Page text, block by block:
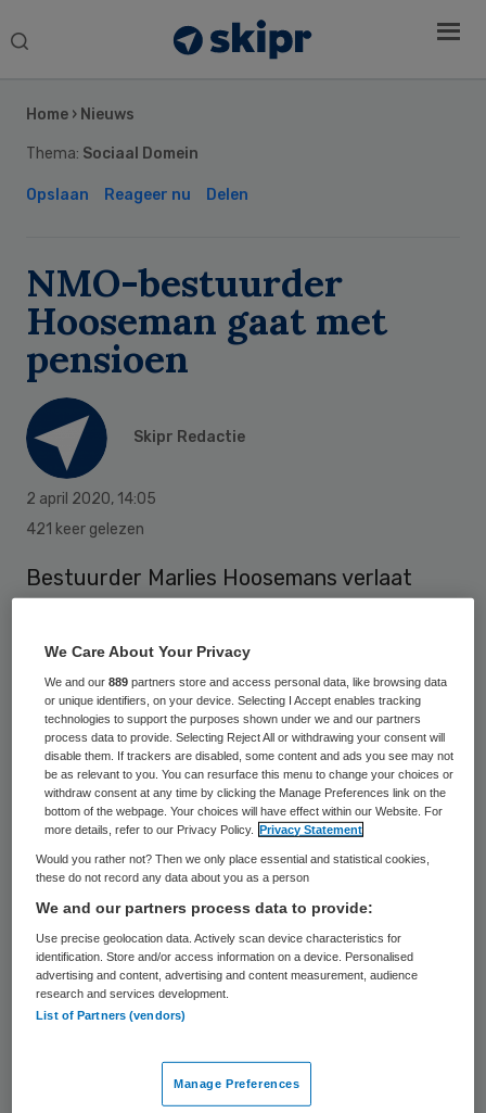
Search
Home › Nieuws
Thema: Sociaal Domein
Opslaan Reageer nu Delen
NMO-bestuurder
Hooseman gaat met
pensioen
Skipr Redactie
2 april 2020, 14:05
421 keer gelezen
Bestuurder Marlies Hoosemans verlaat
Brabant, SPRING Jeugdprofessionals en
SPRING Jeugdhulp. Zij heeft de
pensioengerechtigde leeftijd bereikt.
Robert van der Krogt, de huidige
bestuurder van Stichting Onder Een Dak
(Stoed) zal haar opvolgen.
Hoosemans neemt begin deze zomer
afscheid. Robert van de Krogt start per 15
juli 2020 als nieuwe bestuurder van de
stichting NMO.
ontwikkelingen doorgemaakt, waaronder de
transitie van de cliëntondersteuning van de
Sidebar
We Care About Your Privacy
We and our889 partners store and access personal data, like browsing data
or unique identifiers, on your device. Selecting I Accept enables tracking
technologies to support the purposes shown under we and our partners
process data to provide. Selecting Reject All or withdrawing your consent will
disable them. If trackers are disabled, some content and ads you see may not
be as relevant to you. You can resurface this menu to change your choices or
withdraw consent at any time by clicking the Manage Preferences link on the
bottom of the webpage. Your choices will have effect within our Website. For
more details, refer to our Privacy Policy.
Privacy Statement
Would you rather not? Then we only place essential and statistical cookies,
these do not record any data about you as a person
We and our partners process data to provide:
Use precise geolocation data. Actively scan device characteristics for
identification. Store and/or access information on a device. Personalised
advertising and content, advertising and content measurement, audience
research and services development.
List of Partners (vendors)
Manage Preferences